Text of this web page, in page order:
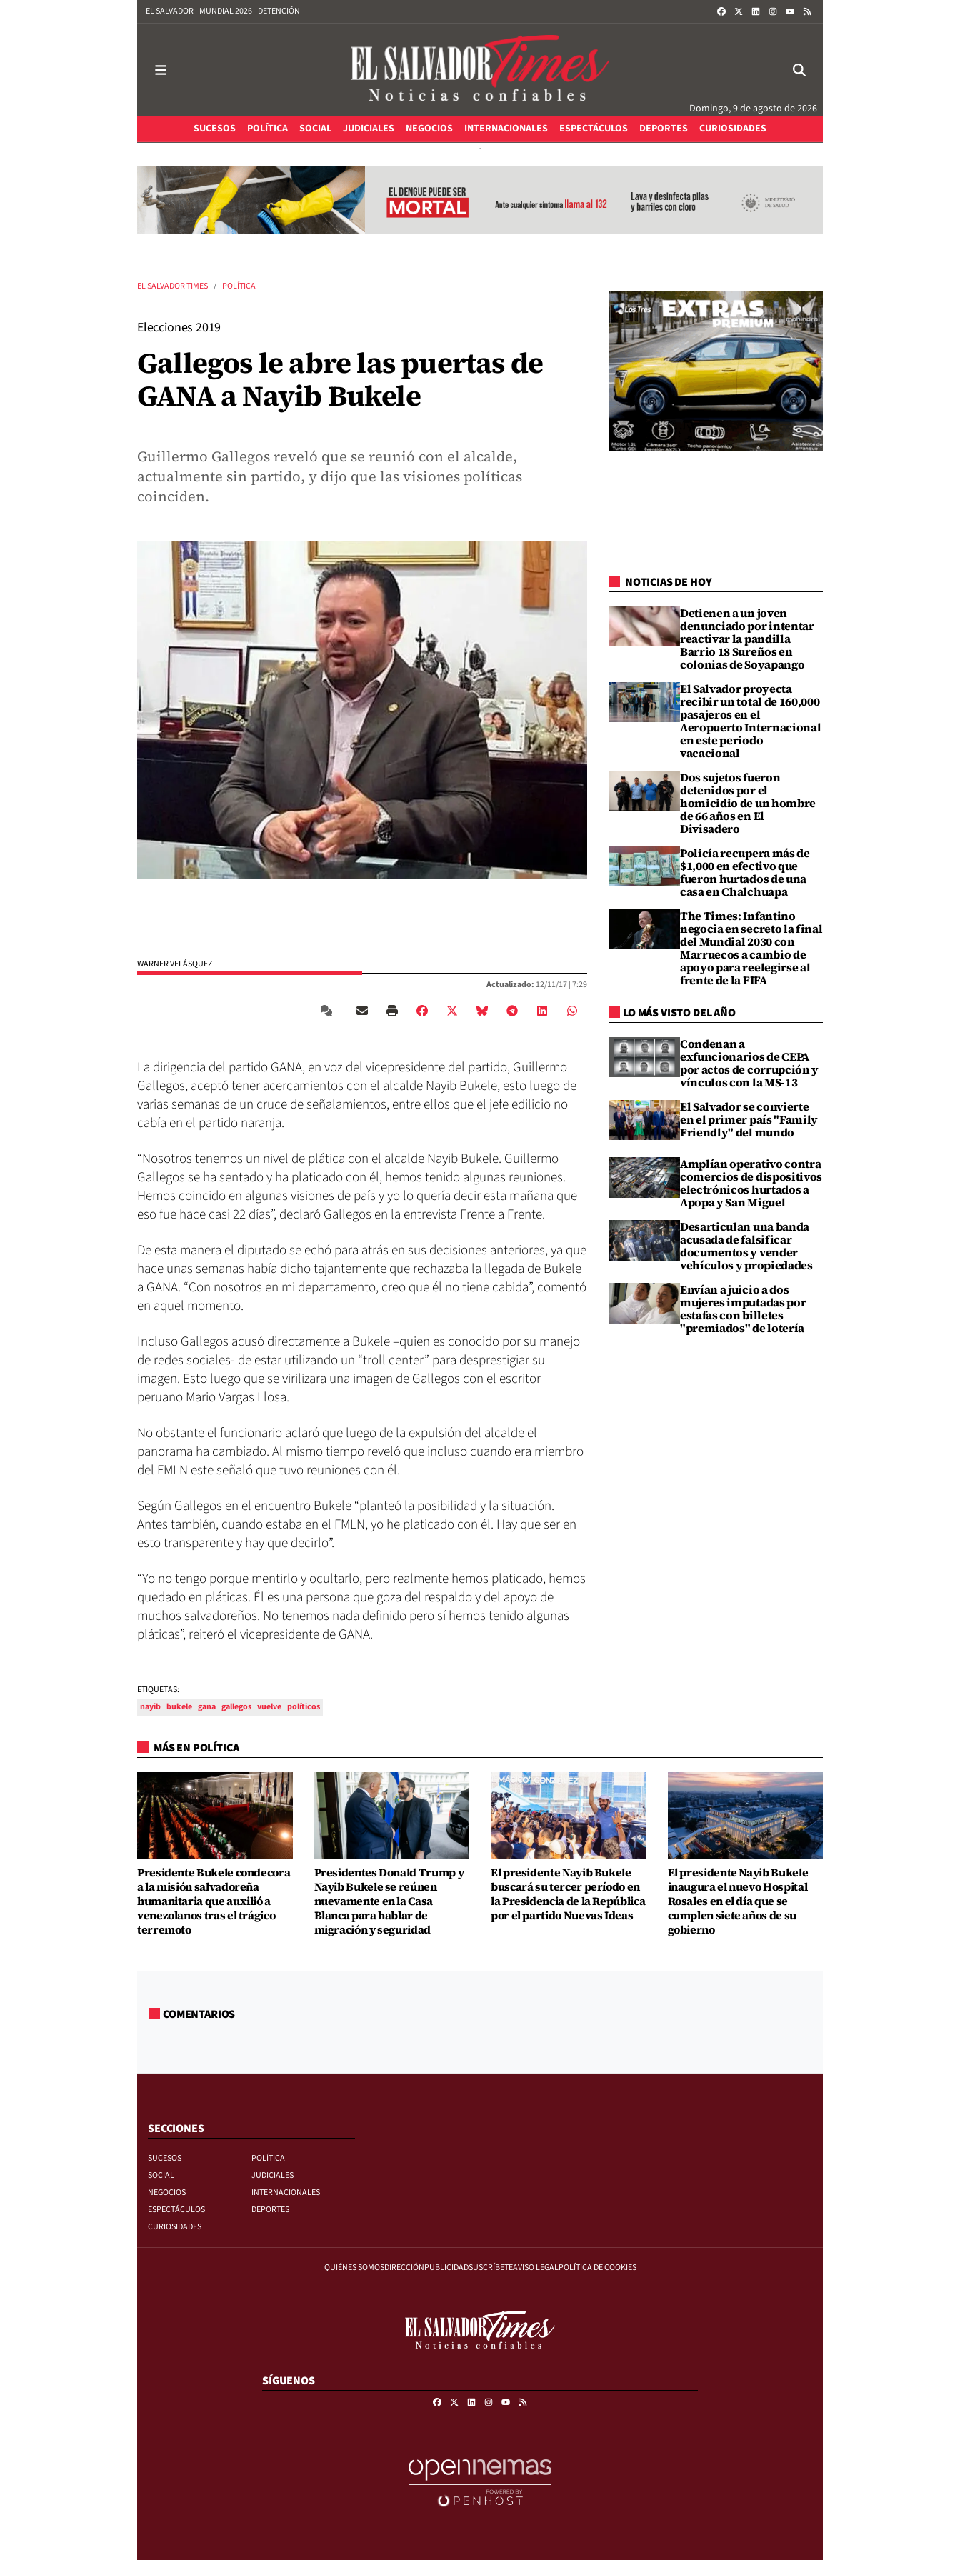
EL SALVADOR MUNDIAL 2026 DETENCIÓN FACEBOOKLINKEDININSTAGRAM
Domingo, 9 de agosto de 2026
SUCESOS
POLÍTICA SOCIAL JUDICIALES NEGOCIOS INTERNACIONALES ESPECTÁCULOS DEPORTES CURIOSIDADES
EL SALVADOR TIMES POLÍTICA
Elecciones 2019
Gallegos le abre las puertas de
GANA a Nayib Bukele
Guillermo Gallegos reveló que se reunió con el alcalde,
actualmente sin partido, y dijo que las visiones políticas
coinciden.
WARNER VELÁSQUEZ
Actualizado: 12/11/17 |7:29
La dirigencia del partido GANA, en voz del vicepresidente del partido, Guillermo
Gallegos, aceptó tener acercamientos con el alcalde Nayib Bukele, esto luego de
varias semanas de un cruce de señalamientos, entre ellos que el jefe edilicio no
cabía en el partido naranja.
“Nosotros tenemos un nivel de plática con el alcalde Nayib Bukele. Guillermo
Gallegos se ha sentado y ha platicado con él, hemos tenido algunas reuniones.
Hemos coincido en algunas visiones de país y yo lo quería decir esta mañana que
eso fue hace casi 22 días”, declaró Gallegos en la entrevista Frente a Frente.
De esta manera el diputado se echó para atrás en sus decisiones anteriores, ya que
hace unas semanas había dicho tajantemente que rechazaba la llegada de Bukele
a GANA. “Con nosotros en mi departamento, creo que él no tiene cabida”, comentó
en aquel momento.
Incluso Gallegos acusó directamente a Bukele –quien es conocido por su manejo
de redes sociales- de estar utilizando un “troll center” para desprestigiar su
imagen. Esto luego que se virilizara una imagen de Gallegos con el escritor
peruano Mario Vargas Llosa.
No obstante el funcionario aclaró que luego de la expulsión del alcalde el
panorama ha cambiado. Al mismo tiempo reveló que incluso cuando era miembro
del FMLN este señaló que tuvo reuniones con él.
Según Gallegos en el encuentro Bukele “planteó la posibilidad y la situación.
Antes también, cuando estaba en el FMLN, yo he platicado con él. Hay que ser en
esto transparente y hay que decirlo”.
“Yo no tengo porque mentirlo y ocultarlo, pero realmente hemos platicado, hemos
quedado en pláticas. Él es una persona que goza del respaldo y del apoyo de
muchos salvadoreños. No tenemos nada definido pero sí hemos tenido algunas
pláticas”, reiteró el vicepresidente de GANA.
ETIQUETAS:
nayib bukele gana gallegos vuelve políticos
NOTICIAS DE HOY
Detienen a un joven
denunciado por intentar
reactivar la pandilla
Barrio 18 Sureños en
colonias de Soyapango
El Salvador proyecta
recibir un total de 160,000
pasajeros en el
Aeropuerto Internacional
en este periodo
vacacional
Dos sujetos fueron
detenidos por el
homicidio de un hombre
de 66 años en El
Divisadero
Policía recupera más de
$1,000 en efectivo que
fueron hurtados de una
casa en Chalchuapa
The Times: Infantino
negocia en secreto la final
del Mundial 2030 con
Marruecos a cambio de
apoyo para reelegirse al
frente de la FIFA
LO MÁS VISTO DEL AÑO
Condenan a
exfuncionarios de CEPA
por actos de corrupción y
vínculos con la MS-13
El Salvador se convierte
en el primer país "Family
Friendly" del mundo
Amplían operativo contra
comercios de dispositivos
electrónicos hurtados a
Apopa y San Miguel
Desarticulan una banda
acusada de falsificar
documentos y vender
vehículos y propiedades
Envían a juicio a dos
mujeres imputadas por
estafas con billetes
"premiados" de lotería
MÁS EN POLÍTICA
Presidente Bukele condecora
a la misión salvadoreña
humanitaria que auxilió a
venezolanos tras el trágico
terremoto
Presidentes Donald Trump y
Nayib Bukele se reúnen
nuevamente en la Casa
Blanca para hablar de
migración y seguridad
El presidente Nayib Bukele
buscará su tercer período en
la Presidencia de la República
por el partido Nuevas Ideas
El presidente Nayib Bukele
inaugura el nuevo Hospital
Rosales en el día que se
cumplen siete años de su
gobierno
COMENTARIOS
SECCIONES
SUCESOS
POLÍTICA
SOCIAL
JUDICIALES
NEGOCIOS
INTERNACIONALES
ESPECTÁCULOS
DEPORTES
CURIOSIDADES
QUIÉNES SOMOSDIRECCIÓNPUBLICIDADSUSCRÍBETEAVISO LEGALPOLÍTICA DE COOKIES
SÍGUENOS
FacebookLinkedinInstagram